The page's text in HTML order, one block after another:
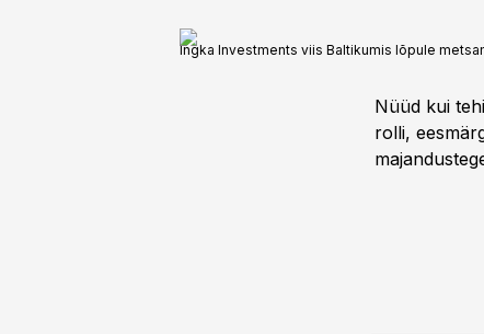
Ingka Investments viis Baltikumis lõpule
Nüüd kui
rolli,